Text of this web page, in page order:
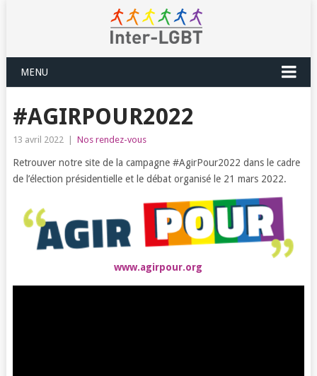
MENU
#AGIRPOUR2022
13 avril 2022 Nos rendez-vous
Retrouver notre site de la campagne #AgirPour2022 dans le cadre
de l’élection présidentielle et le débat organisé le 21 mars 2022.
www.agirpour.org